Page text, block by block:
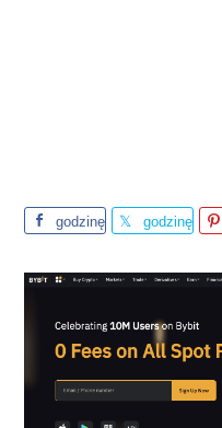
godzinę
godzinę